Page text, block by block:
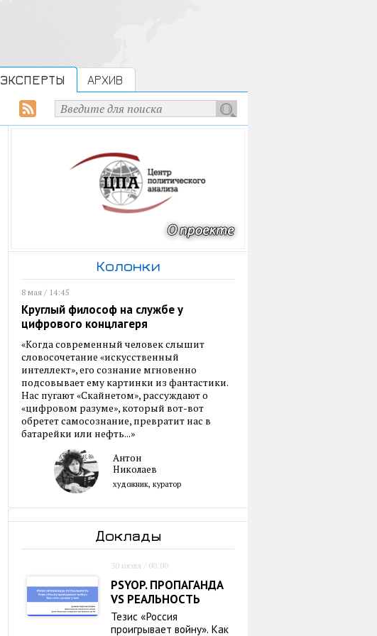
ЭКСПЕРТЫ АРХИВ
Колонки
8 мая / 14:45
Круглый философ на службе у
цифрового концлагеря
«Когда современный человек слышит
словосочетание «искусственный
интеллект», его сознание мгновенно
подсовывает ему картинки из фантастики.
Нас пугают «Скайнетом», рассуждают о
«цифровом разуме», который вот-вот
обретет самосознание, превратит нас в
батарейки или нефть...»
Антон
Николаев
художник, куратор
Доклады
30 июля / 00:00
PSYOP. ПРОПАГАНДА
VS РЕАЛЬНОСТЬ
Тезис «Россия
проигрывает войну». Как